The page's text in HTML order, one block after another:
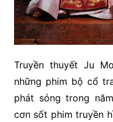
Truyền thuyết Ju
những phim bộ cổ
phát sóng trong
cơn sốt phim truyền